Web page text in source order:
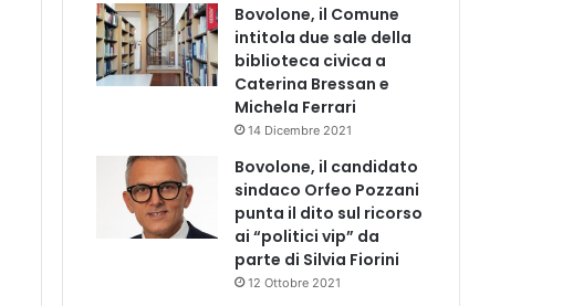
Bovolone, il Comune
intitola due sale della
biblioteca civica a
Caterina Bressan e
Michela Ferrari
14 Dicembre 2021
Bovolone, il candidato
sindaco Orfeo Pozzani
punta il dito sul ricorso
ai “politici vip” da
parte di Silvia Fiorini
12 Ottobre 2021